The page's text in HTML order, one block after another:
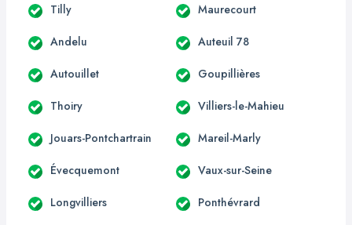
Tilly Maurecourt
Andelu Auteuil 78
Autouillet Goupillières
Thoiry Villiers-le-Mahieu
Jouars-Pontchartrain Mareil-Marly
Évecquemont Vaux-sur-Seine
Longvilliers Ponthévrard